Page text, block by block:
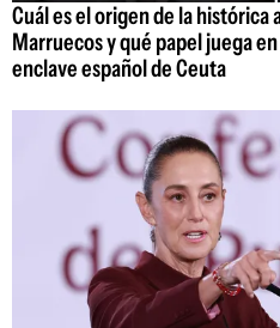
Cuál es el origen de la histórica
Marruecos y qué papel juega
enclave español de Ceuta